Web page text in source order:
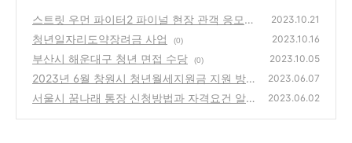
스트릿 우먼 파이터2 파이널 현장 관객 응모와
CGV극장 예매
(0)
2023.10.21
청년일자리도약장려금 사업 (0) 2023.10.16
부산시 해운대구 청년 면접 수당 (0) 2023.10.05
2023년 6월 창원시 청년월세지원금 지원 방법
과 조건 알아보기
(0)
2023.06.07
서울시 꿈나래 통장 신청방법과 자격요건 알아
2023.06.02